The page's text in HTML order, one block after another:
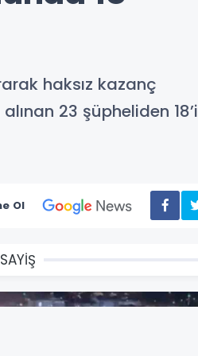
haksız kazanç
23 şüpheliden 18’i
Ol